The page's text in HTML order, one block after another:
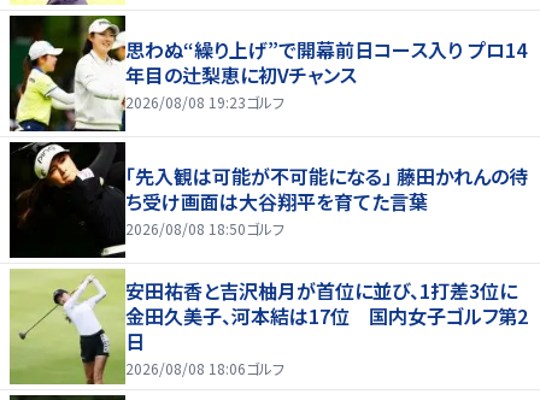
思わぬ“繰り上げ”で開幕前日コース入り プロ14
年目の辻梨恵に初Vチャンス
2026/08/08 19:23ゴルフ
「先入観は可能が不可能になる」 藤田かれんの待
ち受け画面は大谷翔平を育てた言葉
2026/08/08 18:50ゴルフ
安田祐香と吉沢柚月が首位に並び、1打差3位に
金田久美子、河本結は17位 国内女子ゴルフ第2
日
2026/08/08 18:06ゴルフ